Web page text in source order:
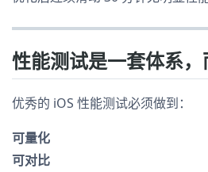
性能测试是一套体系
优秀的 iOS 性能测试必须做到：
可量化
可对比